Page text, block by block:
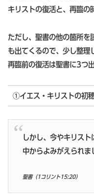
キリストの復活と、再臨の
ただし、聖書の他の箇所を
も出てくるので、少し整理
再臨前の復活は聖書に3つ出
①イエス・キリストの初
しかし、今やキリス
中からよみがえられま
聖書（1コリント15:20）